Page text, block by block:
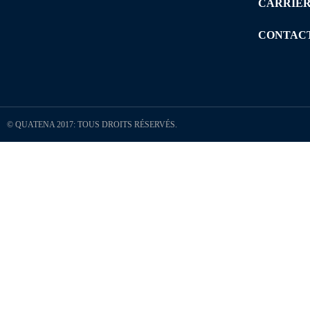
© QUATENA 2017: TOUS DROITS RÉSERVÉS.